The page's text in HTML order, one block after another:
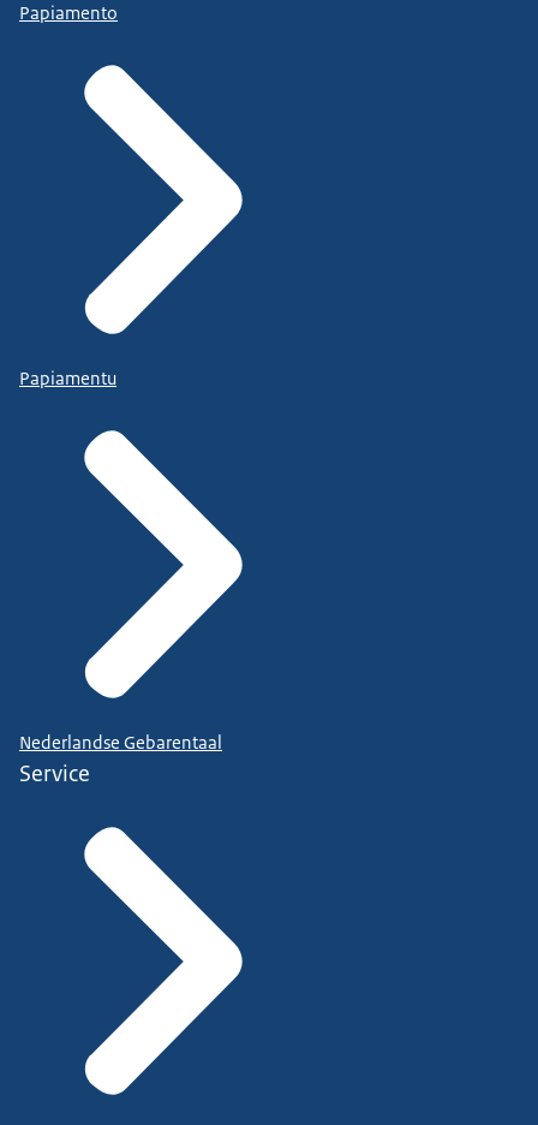
Papiamento
Papiamentu
Nederlandse Gebarentaal
Service